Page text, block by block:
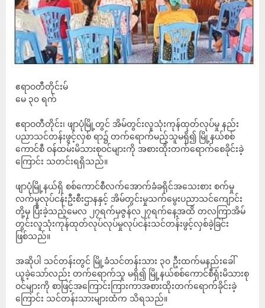
ဧရာဝတီတိုင်းမ်
မေ ၃၀ ရက်
ဧရာဝတီတိုင်း၊ ဖျာပုံမြို့တွင် အိမ်တွင်းလူသုံးကုန်ထုတ်လုပ်မှု နည်း
ပညာသင်တန်းဖွင့်လှစ် ရာ၌ တက်ရောက်မည့်သူမရှိ၍ မြို့နယ်စစ်
ကောင်စီ ဝန်ထမ်းမိသားစုဝင်များကို အစားထိုးတက်ရောက်စေခိုင်းခဲ့
ကြောင်း သတင်းရရှိသည်။
ဖျာပုံမြို့နယ်ရှိ စစ်ကောင်စီလက်အောက်ခံခရိုင်အသေးစား စက်မှု
လက်မှုလုပ်ငန်းဦးစီးဌာနနှင့် အိမ်တွင်းမှုသက်မွေးပညာသင်ကျောင်း
တို့မှ ပြီးခဲ့သည့်မေလ ၂၇ရက်မှဇွန်လ၂၇ရက်နေ့အထိ တလကြာအိမ်
တွင်းလူသုံးကုန်ထုတ်လုပ်လုပ်မှုလုပ်ငန်းသင်တန်းဖွင့်လှစ်ခဲ့ခြင်း
ဖြစ်သည်။
အဆိုပါ သင်တန်းတွင် မြို့ခံသင်တန်းသား ၃၀ ဦးထက်မနည်းခေါ်
ယူခဲ့သော်လည်း တက်ရောက်သူ မရှိ၍ မြို့နယ်စစ်ကောင်စီရုံးမိသားစု
ဝင်များကို စာဖြင့်အကြောင်းကြားကာအစားထိုးတက်ရောက်ခိုင်းခဲ့
ကြောင်း သင်တန်းသားများထံက သိရသည်။